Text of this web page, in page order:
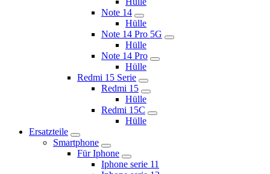
Note 14
Hülle
Note 14 Pro 5G
Hülle
Note 14 Pro
Hülle
Redmi 15 Serie
Redmi 15
Hülle
Redmi 15C
Hülle
Ersatzteile
Smartphone
Für Iphone
Iphone serie 11